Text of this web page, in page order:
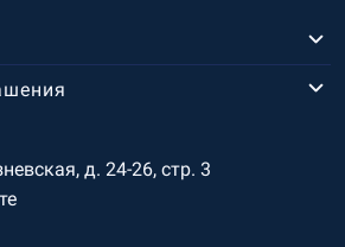
д. 24-26, стр. 3